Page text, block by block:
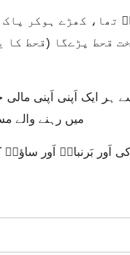
قحط پڑےگا (قحط
میں رہنے والے